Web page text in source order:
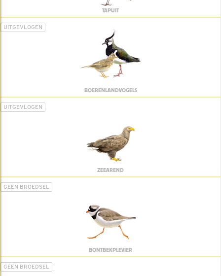
TAPUIT
UITGEVLOGEN
BOERENLANDVOGELS
UITGEVLOGEN
ZEEAREND
GEEN BROEDSEL
BONTBEKPLEVIER
GEEN BROEDSEL